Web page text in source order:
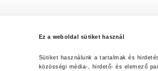
Ez a weboldal sütiket használ
Sütiket használunk a tartalmak és
közösségi média-, hirdető- és elemező